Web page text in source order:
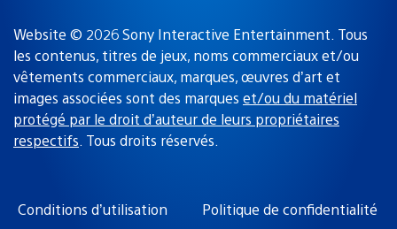
Website © 2026 Sony Interactive Entertainment. Tous
les contenus, titres de jeux, noms commerciaux et/ou
vêtements commerciaux, marques, œuvres d’art et
images associées sont des marques et/ou du matériel
protégé par le droit d’auteur de leurs propriétaires
respectifs. Tous droits réservés.
Conditions d’utilisation Politique de confidentialité